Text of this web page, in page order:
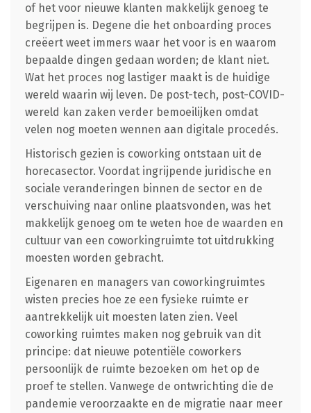
of het voor nieuwe klanten makkelijk genoeg te
begrijpen is. Degene die het onboarding proces
creëert weet immers waar het voor is en waarom
bepaalde dingen gedaan worden; de klant niet.
Wat het proces nog lastiger maakt is de huidige
wereld waarin wij leven. De post-tech, post-COVID-
wereld kan zaken verder bemoeilijken omdat
velen nog moeten wennen aan digitale procedés.
Historisch gezien is coworking ontstaan uit de
horecasector. Voordat ingrijpende juridische en
sociale veranderingen binnen de sector en de
verschuiving naar online plaatsvonden, was het
makkelijk genoeg om te weten hoe de waarden en
cultuur van een coworkingruimte tot uitdrukking
moesten worden gebracht.
Eigenaren en managers van coworkingruimtes
wisten precies hoe ze een fysieke ruimte er
aantrekkelijk uit moesten laten zien. Veel
coworking ruimtes maken nog gebruik van dit
principe: dat nieuwe potentiële coworkers
persoonlijk de ruimte bezoeken om het op de
proef te stellen. Vanwege de ontwrichting die de
pandemie veroorzaakte en de migratie naar meer